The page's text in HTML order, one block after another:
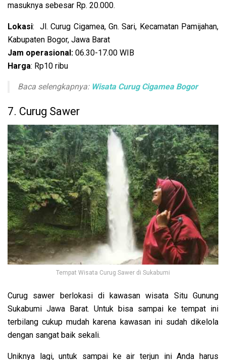
masuknya sebesar Rp. 20.000.
Lokasi: Jl. Curug Cigamea, Gn. Sari, Kecamatan Pamijahan,
Kabupaten Bogor, Jawa Barat
Jam operasional: 06.30-17.00 WIB
Harga: Rp10 ribu
Baca selengkapnya: Wisata Curug Cigamea Bogor
7. Curug Sawer
Tempat Wisata Curug Sawer di Sukabumi
Curug sawer berlokasi di kawasan wisata Situ Gunung
Sukabumi Jawa Barat. Untuk bisa sampai ke tempat ini
terbilang cukup mudah karena kawasan ini sudah dikelola
dengan sangat baik sekali.
Uniknya lagi, untuk sampai ke air terjun ini Anda harus